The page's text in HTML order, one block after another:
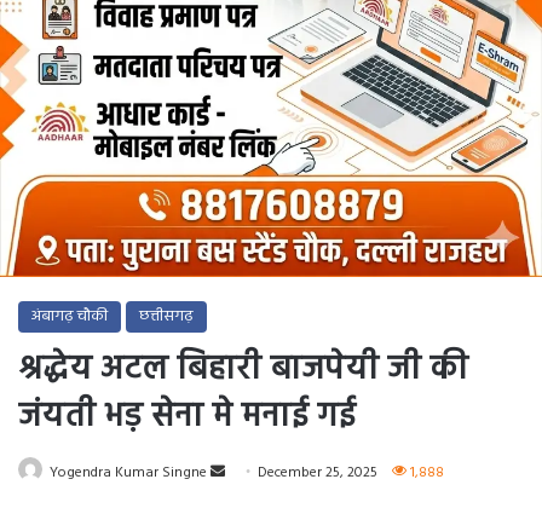
अंबागढ़ चौकी छत्तीसगढ़
श्रद्धेय अटल बिहारी बाजपेयी जी की
जंयती भड़ सेना मे मनाई गई
Yogendra Kumar Singne
Send December 25, 2025 1,888